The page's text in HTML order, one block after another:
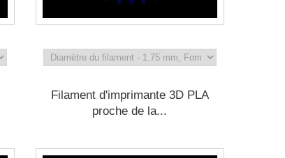
Filament d'imprimante 3D PLA
proche de la...